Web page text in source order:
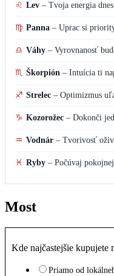
♌ Lev – Tvoja energia
♍ Panna – Uprac si
♎ Váhy – Vyrovnanosť
♏ Škorpión – Intuícia ti
♐ Strelec – Optimizmus
♑ Kozorožec – Dokonči
♒ Vodnár – Tvorivosť
♓ Ryby – Počúvaj
Most
Kde najčastejšie kupujete
Priamo od